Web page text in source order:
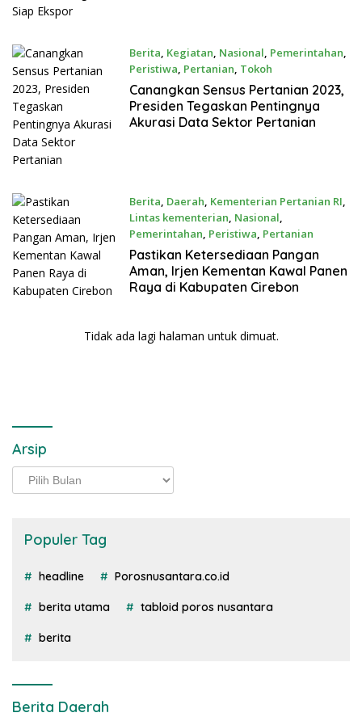
Berita, Kegiatan, Nasional, Pemerintahan,
Peristiwa, Pertanian, Tokoh
Mei 17, 2023
Canangkan Sensus Pertanian 2023,
Presiden Tegaskan Pentingnya
Akurasi Data Sektor Pertanian
Berita, Daerah, Kementerian Pertanian RI,
Lintas kementerian, Nasional,
Pemerintahan, Peristiwa, Pertanian
Mei 17, 2023
Pastikan Ketersediaan Pangan
Aman, Irjen Kementan Kawal Panen
Raya di Kabupaten Cirebon
Tidak ada lagi halaman untuk dimuat.
Arsip
Arsip
Populer Tag
headline Porosnusantara.co.id
berita utama tabloid poros nusantara
berita
Berita Daerah